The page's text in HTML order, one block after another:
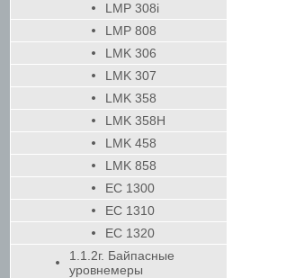
LMP 308i
LMP 808
LMK 306
LMK 307
LMK 358
LMK 358H
LMK 458
LMK 858
EC 1300
EC 1310
EC 1320
1.1.2г. Байпасные
уровнемеры